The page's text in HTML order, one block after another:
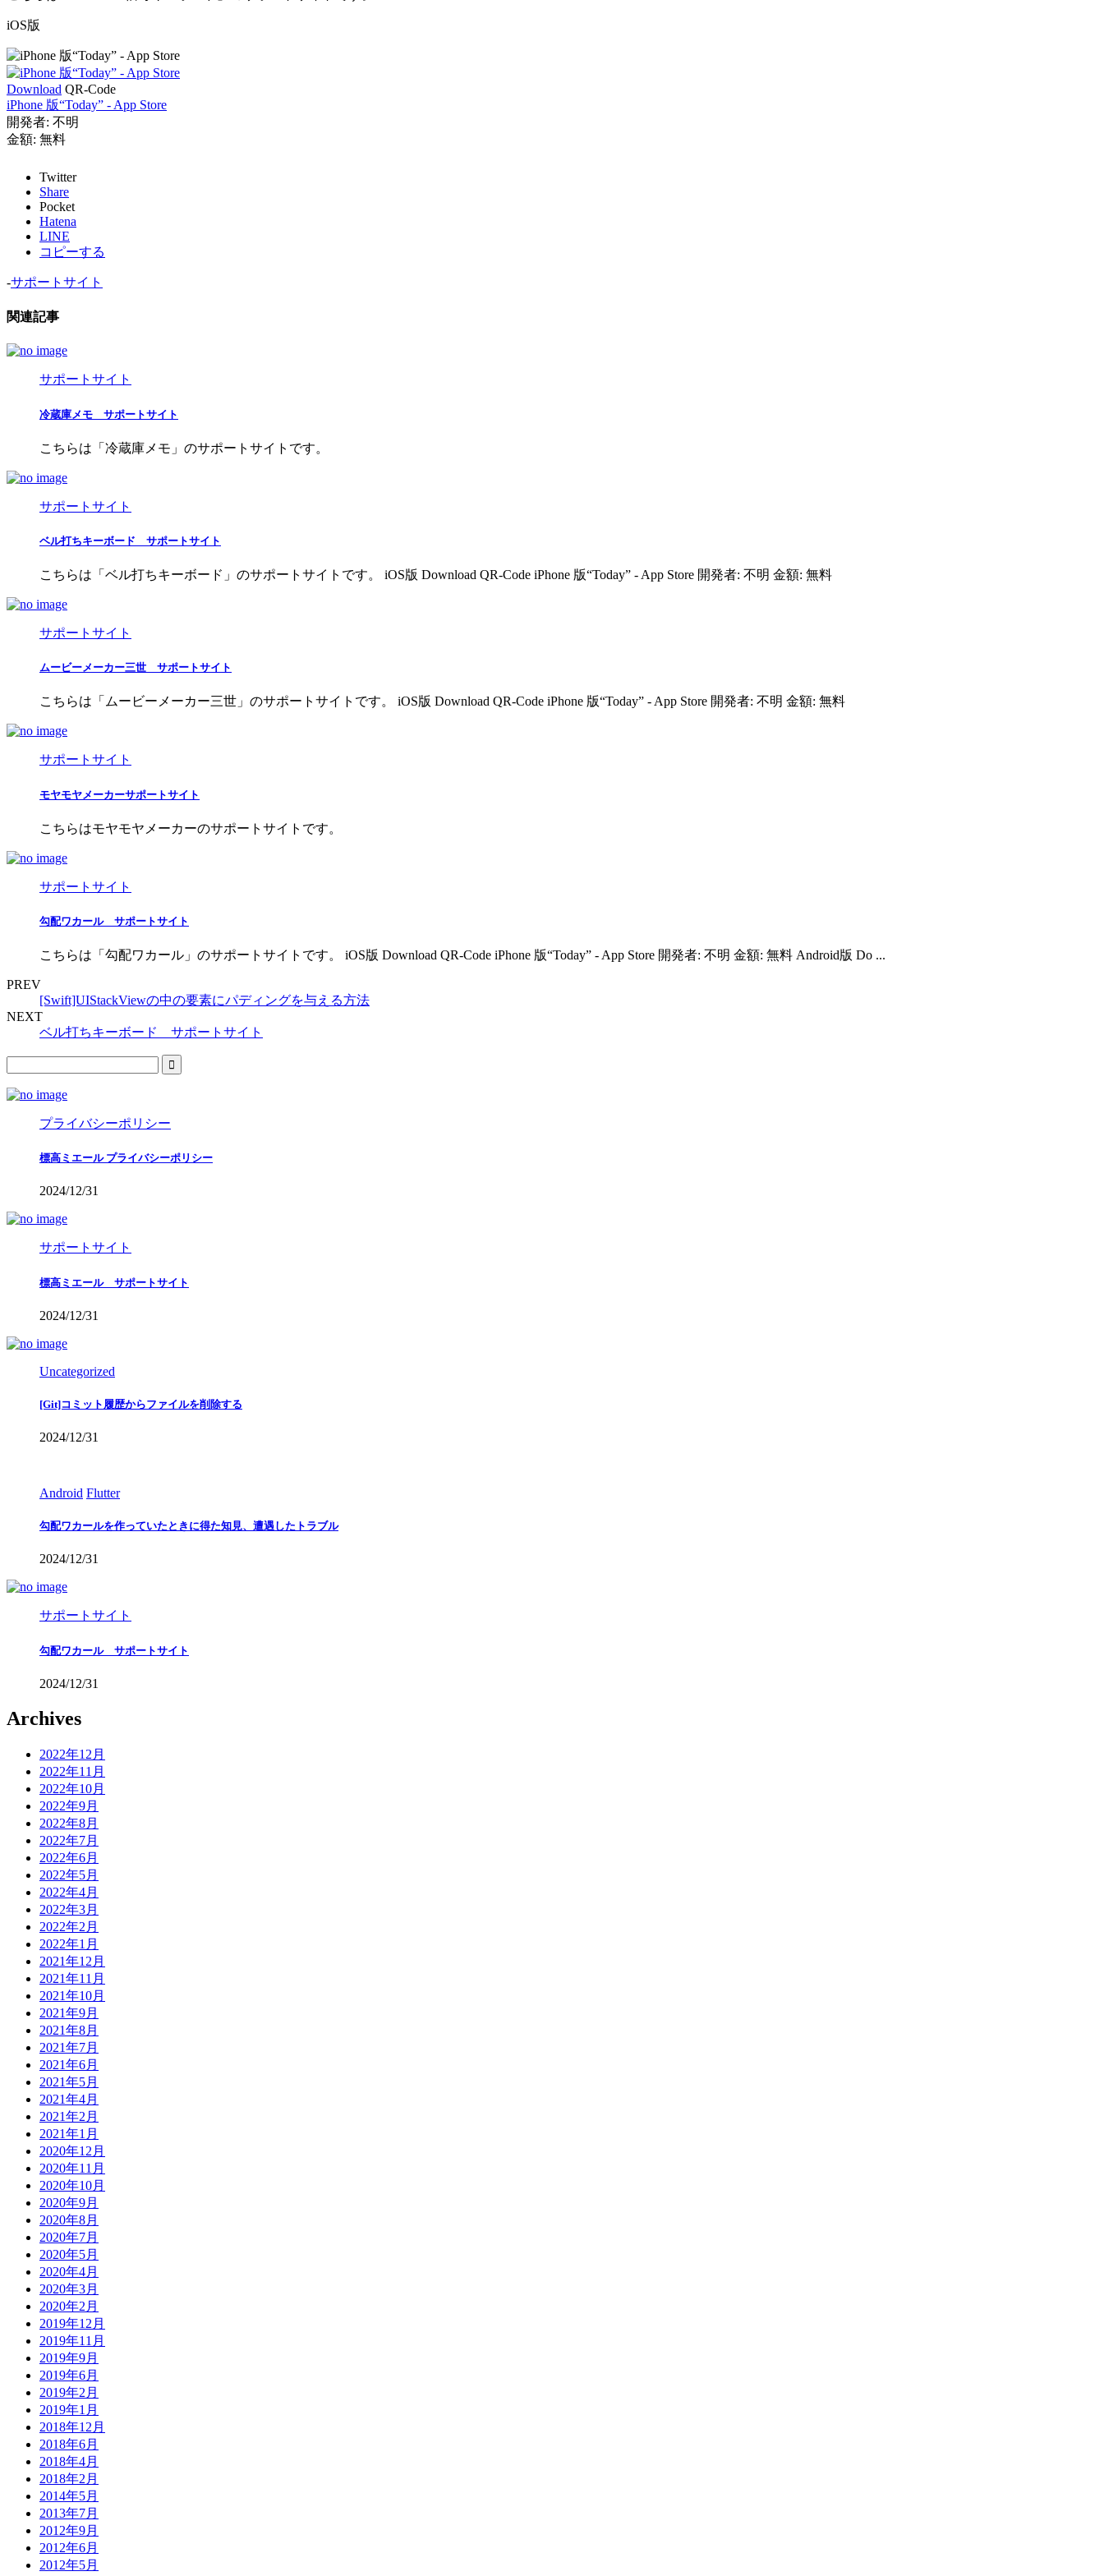
iOS版
Download QR-Code
iPhone 版“Today” - App Store
開発者: 不明
金額: 無料
Twitter
Share
Pocket
Hatena
LINE
コピーする
-サポートサイト
関連記事
サポートサイト
冷蔵庫メモ サポートサイト
こちらは「冷蔵庫メモ」のサポートサイトです。
サポートサイト
ベル打ちキーボード サポートサイト
こちらは「ベル打ちキーボード」のサポートサイトです。 iOS版 Download QR-Code iPhone 版“Today” - App Store 開発者: 不明 金額: 無料
サポートサイト
ムービーメーカー三世 サポートサイト
こちらは「ムービーメーカー三世」のサポートサイトです。 iOS版 Download QR-Code iPhone 版“Today” - App Store 開発者: 不明 金額: 無料
サポートサイト
モヤモヤメーカーサポートサイト
こちらはモヤモヤメーカーのサポートサイトです。
サポートサイト
勾配ワカール サポートサイト
こちらは「勾配ワカール」のサポートサイトです。 iOS版 Download QR-Code iPhone 版“Today” - App Store 開発者: 不明 金額: 無料 Android版 Do ...
PREV
[Swift]UIStackViewの中の要素にパディングを与える方法
NEXT
ベル打ちキーボード サポートサイト
プライバシーポリシー
標高ミエール プライバシーポリシー
2024/12/31
サポートサイト
標高ミエール サポートサイト
2024/12/31
Uncategorized
[Git]コミット履歴からファイルを削除する
2024/12/31
Android Flutter
勾配ワカールを作っていたときに得た知見、遭遇したトラブル
2024/12/31
サポートサイト
勾配ワカール サポートサイト
2024/12/31
Archives
2022年12月
2022年11月
2022年10月
2022年9月
2022年8月
2022年7月
2022年6月
2022年5月
2022年4月
2022年3月
2022年2月
2022年1月
2021年12月
2021年11月
2021年10月
2021年9月
2021年8月
2021年7月
2021年6月
2021年5月
2021年4月
2021年2月
2021年1月
2020年12月
2020年11月
2020年10月
2020年9月
2020年8月
2020年7月
2020年5月
2020年4月
2020年3月
2020年2月
2019年12月
2019年11月
2019年9月
2019年6月
2019年2月
2019年1月
2018年12月
2018年6月
2018年4月
2018年2月
2014年5月
2013年7月
2012年9月
2012年6月
2012年5月